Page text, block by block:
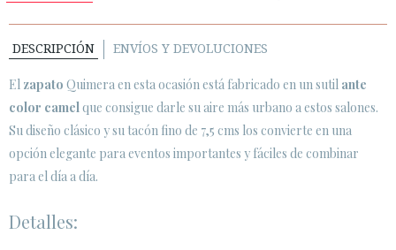
     
ÁREA DE CLIENTES B2B
SECURE WEB SSL CERTIFICATE © 2026 PURA LOPEZ
DESCRIPCIÓN ENVÍOS Y DEVOLUCIONES
El zapato Quimera en esta ocasión está fabricado en un sutil ante
color camelque consigue darle su aire más urbano a estos salones.
Su diseño clásico y su tacón fino de 7,5 cms los convierte en una
opción elegante para eventos importantes y fáciles de combinar
para el día a día.
Detalles: